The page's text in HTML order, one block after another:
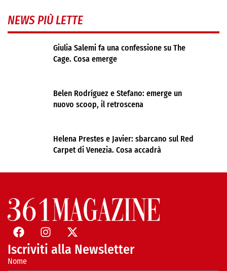
NEWS PIÙ LETTE
Giulia Salemi fa una confessione su The
Cage. Cosa emerge
Belen Rodríguez e Stefano: emerge un
nuovo scoop, il retroscena
Helena Prestes e Javier: sbarcano sul Red
Carpet di Venezia. Cosa accadrà
Iscriviti alla Newsletter
Nome